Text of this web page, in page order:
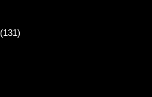
(131)